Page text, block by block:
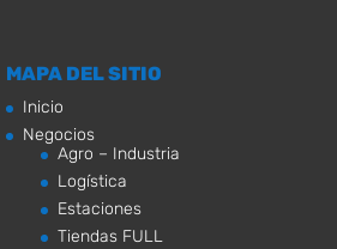
MAPA DEL SITIO
Inicio
Negocios
Agro – Industria
Logística
Estaciones
Tiendas FULL